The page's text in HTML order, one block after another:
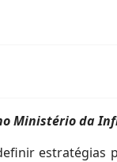
Ministério da
estratégias